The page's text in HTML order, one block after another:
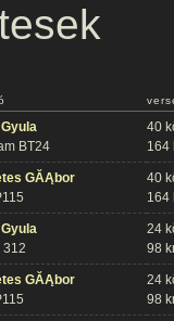
Gyula
BT24
40
164
GĂĄbor
40
164
Gyula
312
24
98
GĂĄbor
24
98